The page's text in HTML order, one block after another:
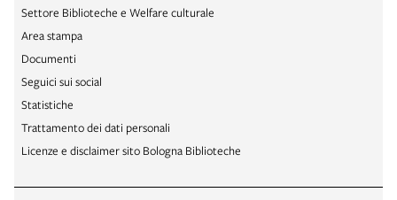
Settore Biblioteche e Welfare culturale
Area stampa
Documenti
Seguici sui social
Statistiche
Trattamento dei dati personali
Licenze e disclaimer sito Bologna Biblioteche